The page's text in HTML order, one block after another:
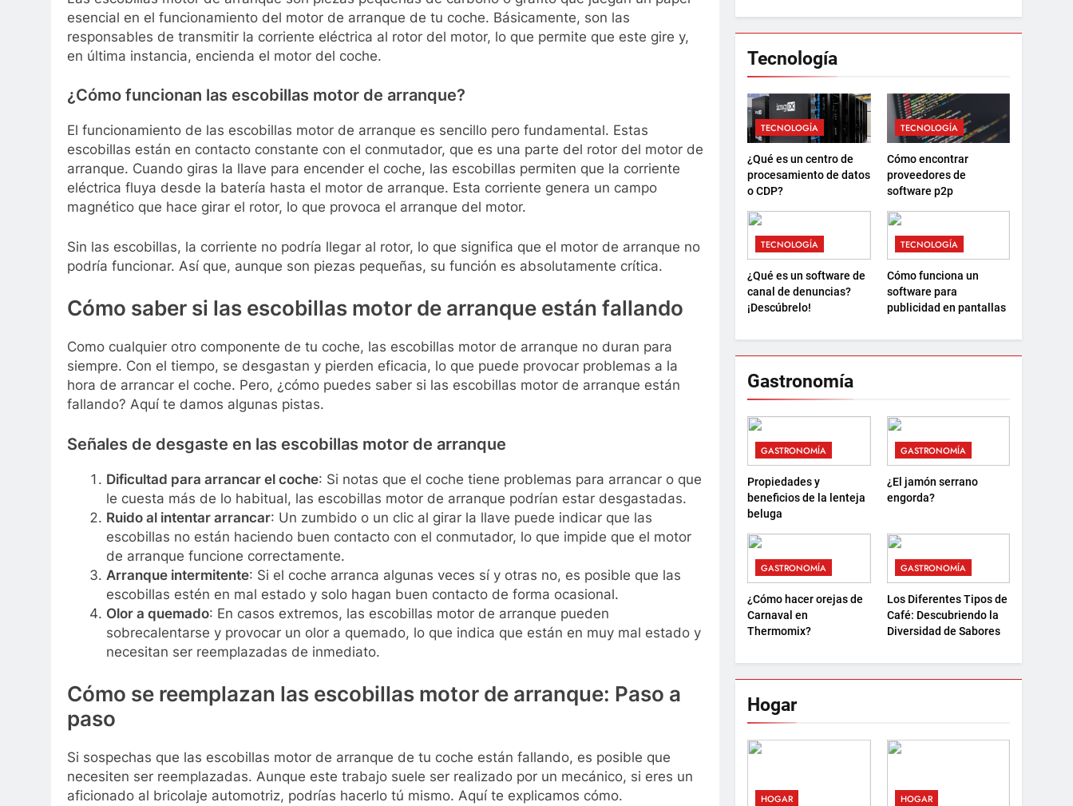
esencial en el funcionamiento del motor de arranque de tu coche. Básicamente, son las
responsables de transmitir la corriente eléctrica al rotor del motor, lo que permite que este gire y,
en última instancia, encienda el motor del coche.
¿Cómo funcionan las escobillas motor de arranque?
El funcionamiento de las escobillas motor de arranque es sencillo pero fundamental. Estas
escobillas están en contacto constante con el conmutador, que es una parte del rotor del motor de
arranque. Cuando giras la llave para encender el coche, las escobillas permiten que la corriente
eléctrica fluya desde la batería hasta el motor de arranque. Esta corriente genera un campo
magnético que hace girar el rotor, lo que provoca el arranque del motor.
Sin las escobillas, la corriente no podría llegar al rotor, lo que significa que el motor de arranque no
podría funcionar. Así que, aunque son piezas pequeñas, su función es absolutamente crítica.
Cómo saber si las escobillas motor de arranque están fallando
Como cualquier otro componente de tu coche, las escobillas motor de arranque no duran para
siempre. Con el tiempo, se desgastan y pierden eficacia, lo que puede provocar problemas a la
hora de arrancar el coche. Pero, ¿cómo puedes saber si las escobillas motor de arranque están
fallando? Aquí te damos algunas pistas.
Señales de desgaste en las escobillas motor de arranque
Dificultad para arrancar el coche: Si notas que el coche tiene problemas para arrancar o que
le cuesta más de lo habitual, las escobillas motor de arranque podrían estar desgastadas.
Ruido al intentar arrancar: Un zumbido o un clic al girar la llave puede indicar que las
escobillas no están haciendo buen contacto con el conmutador, lo que impide que el motor
de arranque funcione correctamente.
Arranque intermitente: Si el coche arranca algunas veces sí y otras no, es posible que las
escobillas estén en mal estado y solo hagan buen contacto de forma ocasional.
Olor a quemado: En casos extremos, las escobillas motor de arranque pueden
sobrecalentarse y provocar un olor a quemado, lo que indica que están en muy mal estado y
necesitan ser reemplazadas de inmediato.
Cómo se reemplazan las escobillas motor de arranque: Paso a
paso
Si sospechas que las escobillas motor de arranque de tu coche están fallando, es posible que
necesiten ser reemplazadas. Aunque este trabajo suele ser realizado por un mecánico, si eres un
aficionado al bricolaje automotriz, podrías hacerlo tú mismo. Aquí te explicamos cómo.
Tecnología
TECNOLOGÍA
¿Qué es un centro de
procesamiento de datos
o CDP?
TECNOLOGÍA
Cómo encontrar
proveedores de
software p2p
TECNOLOGÍA
¿Qué es un software de
canal de denuncias?
¡Descúbrelo!
TECNOLOGÍA
Cómo funciona un
software para
publicidad en pantallas
Gastronomía
GASTRONOMÍA
Propiedades y
beneficios de la lenteja
beluga
GASTRONOMÍA
¿El jamón serrano
engorda?
GASTRONOMÍA
¿Cómo hacer orejas de
Carnaval en
Thermomix?
GASTRONOMÍA
Los Diferentes Tipos de
Café: Descubriendo la
Diversidad de Sabores
Hogar
HOGAR HOGAR